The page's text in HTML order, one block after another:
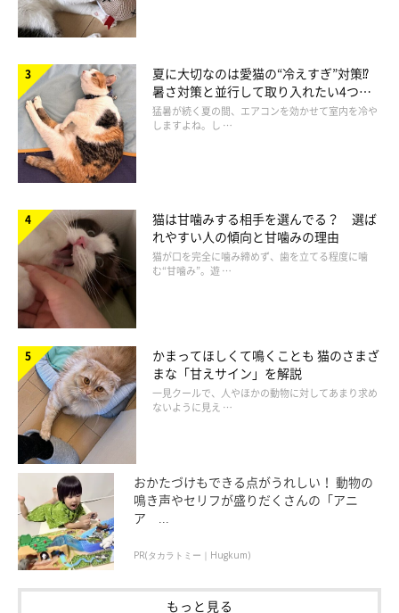
夏に大切なのは愛猫の“冷えすぎ”対策⁉
暑さ対策と並行して取り入れたい4つの
工夫
猛暑が続く夏の間、エアコンを効かせて室内を冷や
しますよね。し …
猫は甘噛みする相手を選んでる？ 選ば
れやすい人の傾向と甘噛みの理由
猫が口を完全に噛み締めず、歯を立てる程度に噛
む“甘噛み”。遊 …
かまってほしくて鳴くことも 猫のさまざ
まな「甘えサイン」を解説
一見クールで、人やほかの動物に対してあまり求め
ないように見え …
おかたづけもできる点がうれしい！ 動物の
鳴き声やセリフが盛りだくさんの「アニ
ア ...
PR(タカラトミー｜Hugkum)
もっと見る